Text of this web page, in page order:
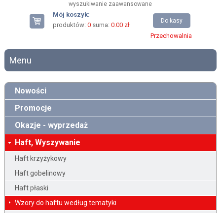
wyszukiwanie zaawansowane
Mój koszyk:
produktów: 0suma: 0.00 zł
Do kasy
Przechowalnia
Menu
Nowości
Promocje
Okazje - wyprzedaż
Haft, Wyszywanie
Haft krzyżykowy
Haft gobelinowy
Haft płaski
Wzory do haftu według tematyki